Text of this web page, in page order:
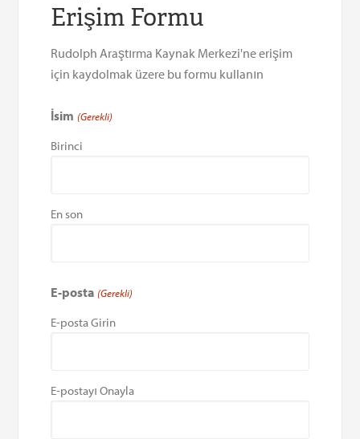
Erişim Formu
Rudolph Araştırma Kaynak Merkezi'ne erişim
için kaydolmak üzere bu formu kullanın
İsim (Gerekli)
Birinci
En son
E-posta (Gerekli)
E-posta Girin
E-postayı Onayla